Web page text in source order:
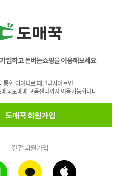
입하고 돈버는쇼핑을 이용해보세요
통합 아이디로 패밀리사이트인
매꾹도매매 교육센터까지 이용가능합니다
도매꾹 회원가입
간편 회원가입